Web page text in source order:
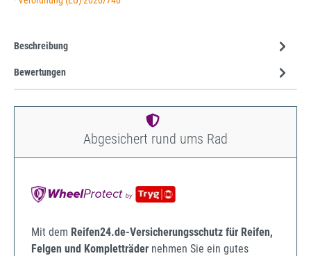
Beschreibung
Bewertungen
Abgesichert rund ums Rad
Mit dem Reifen24.de-Versicherungsschutz für Reifen,
Felgen und Kompletträder nehmen Sie ein gutes